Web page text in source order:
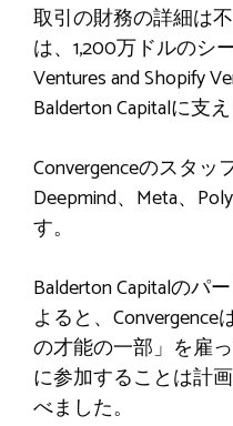
取引の財務の詳細は
は、1,200万ドルのシ
Ventures and Shopify
Balderton Capitalに支
Convergenceのスタッ
Deepmind、Meta、
す。
Balderton Capitalのパ
よると、
の才能の一部」を雇
に参加することは計
べました。